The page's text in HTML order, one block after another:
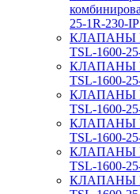
25-1R-230-
КЛАПАНЫ
TSL-1600-
КЛАПАНЫ
TSL-1600-
КЛАПАНЫ
TSL-1600-
КЛАПАНЫ
TSL-1600-
КЛАПАНЫ
TSL-1600-
КЛАПАНЫ